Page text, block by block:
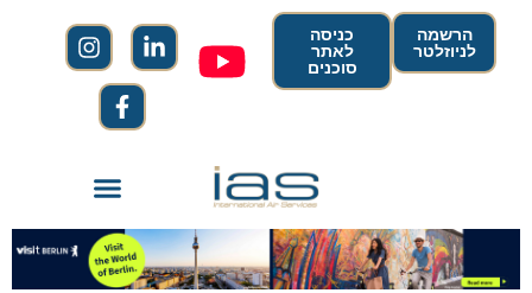
הרשמה
לניוזלטר
כניסה
לאתר
סוכנים